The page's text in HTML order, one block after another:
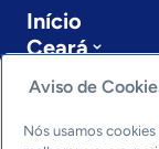
Início
Ceará
Sobre a ASN
Últimas
Entre em
Aviso de
Nós usamos